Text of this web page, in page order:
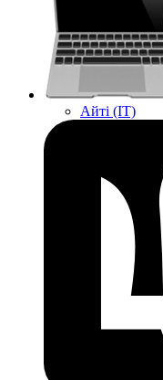
Айті (IT)